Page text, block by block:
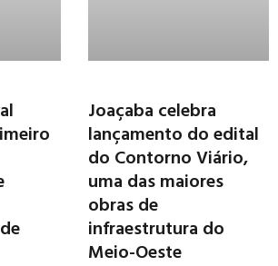
Joaçaba celebra
lançamento do edital
do Contorno Viário,
uma das maiores
obras de
infraestrutura do
Meio-Oeste